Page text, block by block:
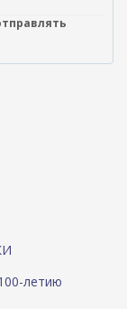
летию